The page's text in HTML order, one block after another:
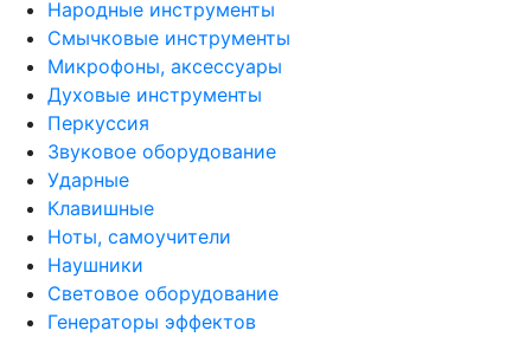
Народные инструменты
Смычковые инструменты
Микрофоны, аксессуары
Духовые инструменты
Перкуссия
Звуковое оборудование
Ударные
Клавишные
Ноты, самоучители
Наушники
Световое оборудование
Генераторы эффектов